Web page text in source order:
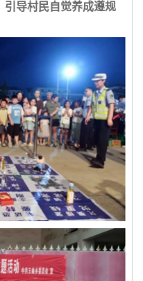
引导村民自觉养成遵规